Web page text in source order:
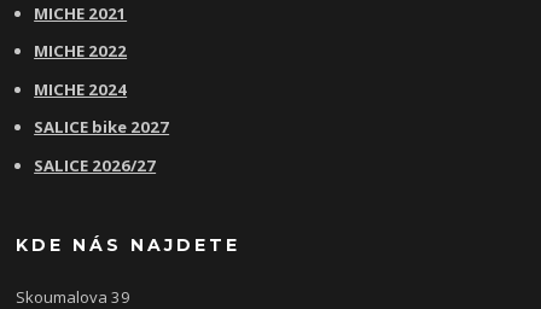
MICHE 2021
MICHE 2022
MICHE 2024
SALICE bike 2027
SALICE 2026/27
KDE NÁS NAJDETE
Skoumalova 39